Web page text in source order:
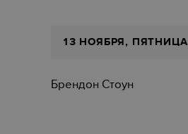
13 НОЯБРЯ, ПЯТНИЦА
Брендон Стоун